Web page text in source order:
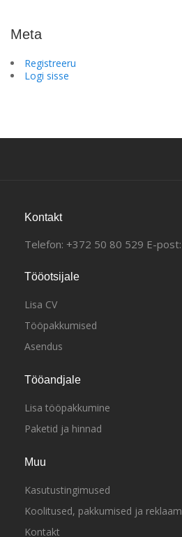
Meta
Registreeru
Logi sisse
Kontakt
Telefon: +372 50 80 529 E-post:
Tööotsijale
Lisa CV
Tööpakkumised
Asendus
Tööandjale
Lisa tööpakkumine
Paketid ja hinnad
Muu
Kasutustingimused
Koolitused, pakkumised ja reklaam
Kontakt